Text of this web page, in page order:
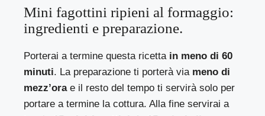
Mini fagottini ripieni al formaggio:
ingredienti e preparazione.
Porterai a termine questa ricetta in meno di 60
minuti. La preparazione ti porterà via meno di
mezz’orae il resto del tempo ti servirà solo per
portare a termine la cottura. Alla fine servirai a